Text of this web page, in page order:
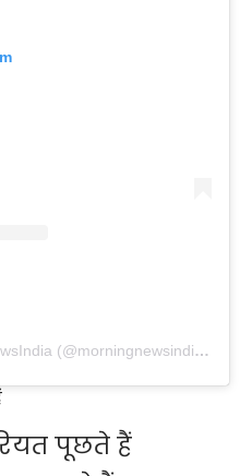
A post shared by MorningNewsIndia (@morningnewsindiaa)
पूछते हैं